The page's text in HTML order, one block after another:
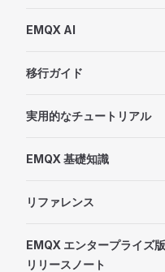
EMQX AI
移行ガイド
実用的なチュートリアル
EMQX 基礎知識
リファレンス
EMQX エンタープライズ版
リリースノート